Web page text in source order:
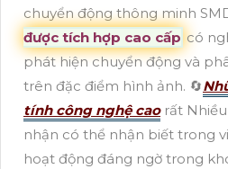
chuyển động thông minh
được tích hợp cao cấp có
phát hiện chuyển động và
trên đặc điểm hình ảnh. 🔄
tính công nghệ caorất
nhận có thể nhận biết trong
hoạt động đáng ngờ trong